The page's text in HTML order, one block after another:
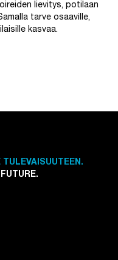
lievitys, potilaan
tarve osaaville,
kasvaa.
TULEVAISUUTEEN.